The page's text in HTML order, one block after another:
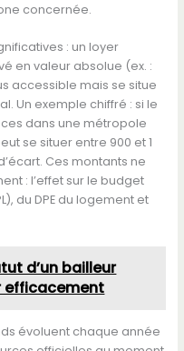
concernée.
: un loyer
en valeur absolue (ex. :
accessible mais se situe
Un exemple chiffré : si le
dans une métropole
se situer entre 900 et 1
Ces montants ne
: l’effet sur le budget
du DPE du logement et
d’un bailleur
efficacement
évoluent chaque année